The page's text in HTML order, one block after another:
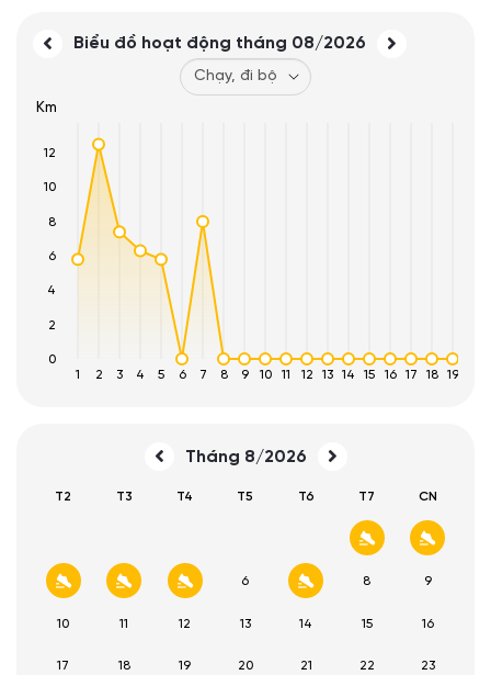
Biểu đồ hoạt động tháng 08/2026
1 2 3 4 5 6 7 8 9 10 11 12 13 14 15 16 17 18 19
0
2
4
6
8
10
12
Km
Tháng 8/2026
T2 T3 T4 T5 T6 T7 CN
1 2
3 4 5 6 7 8 9
10 11 12 13 14 15 16
17 18 19 20 21 22 23